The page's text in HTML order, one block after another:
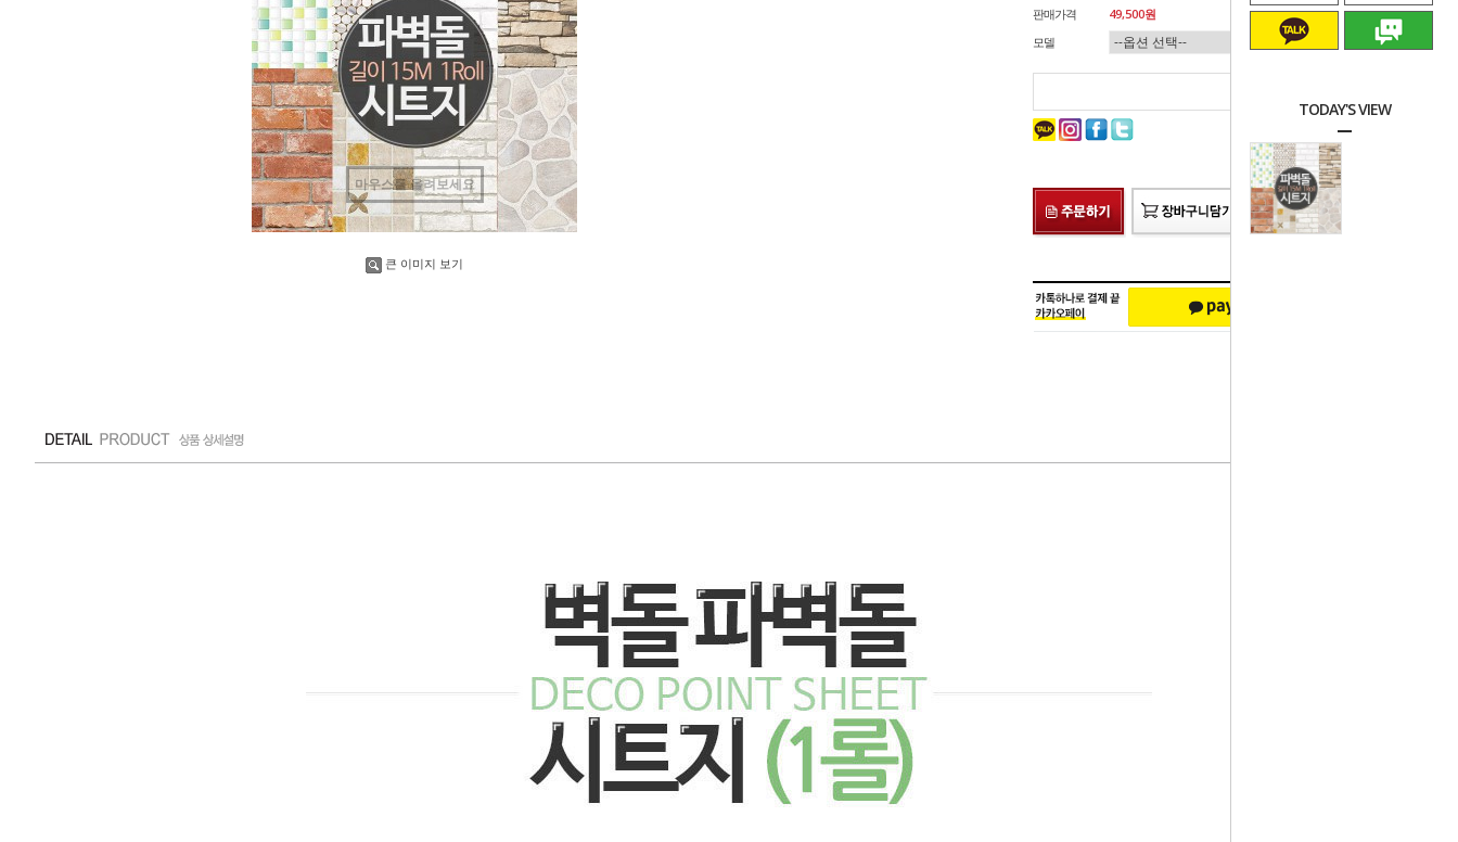
TODAY'S VIEW
마우스를 올려보세요
큰 이미지 보기
판매가격
49,500원
모델